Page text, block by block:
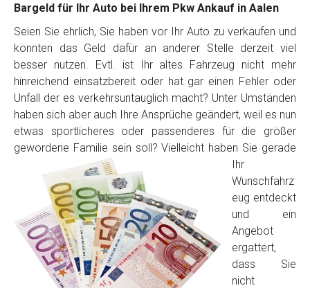
Sonstiges
Fertig
Wie viel ist 10+2 ?*
Bargeld für Ihr Auto bei Ihrem Pkw Ankauf in Aalen
Seien Sie ehrlich, Sie haben vor Ihr Auto zu verkaufen und
könnten das Geld dafür an anderer Stelle derzeit viel
besser nutzen. Evtl. ist Ihr altes Fahrzeug nicht mehr
hinreichend einsatzbereit oder hat gar einen Fehler oder
Unfall der es verkehrsuntauglich macht? Unter Umständen
haben sich aber auch Ihre Ansprüche geändert, weil es nun
etwas sportlicheres oder passenderes für die größer
gewordene Familie sein soll? Vielleicht haben Sie gerade
Ihr
Wunschfahrz
eug entdeckt
und ein
Angebot
ergattert,
dass Sie
nicht